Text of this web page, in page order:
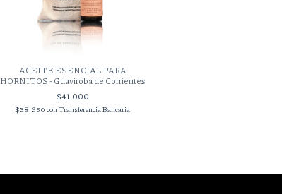
ACEITE ESENCIAL PARA
HORNITOS - Guaviroba de Corrientes
$41.000
$38.950con Transferencia Bancaria